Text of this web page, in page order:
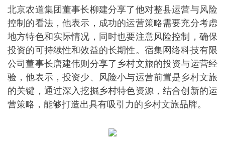
北京农道集团董事长柳建分享了他对整县运营与风险
控制的看法，他表示，成功的运营策略需要充分考虑
地方特色和实际情况，同时也要注意风险控制，确保
投资的可持续性和效益的长期性。宿集网络科技有限
公司董事长唐建伟则分享了乡村文旅的投资与运营经
验，他表示，投资少、风险小与运营前置是乡村文旅
的关键，通过深入挖掘乡村特色资源，结合创新的运
营策略，能够打造出具有吸引力的乡村文旅品牌。